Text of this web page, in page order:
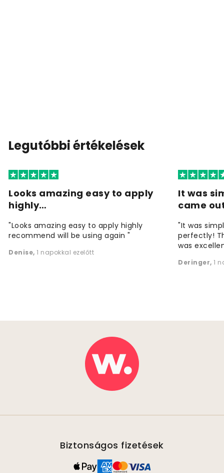
Legutóbbi értékelések
Looks amazing easy to apply
highly…
"Looks amazing easy to apply highly
recommend will be using again "
Denise, 1 napokkal ezelőtt
It was
came
"It was
perfectly!
was
Deringer, 1
Biztonságos fizetések